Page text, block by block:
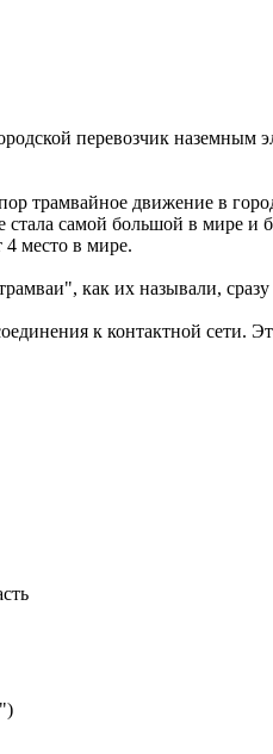
перевозчик наземным
трамвайное движение в
самой большой в мире и
4 место в мире.
как их называли,
к контактной сети.
маршрутов.